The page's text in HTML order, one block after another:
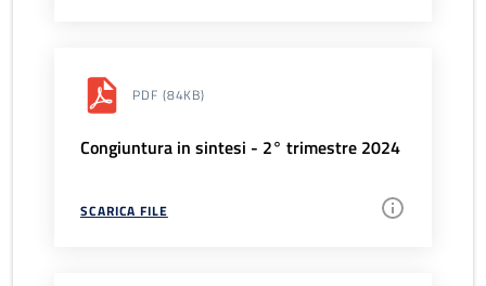
PDF (84KB)
Congiuntura in sintesi - 2° trimestre 2024
SCARICA FILE